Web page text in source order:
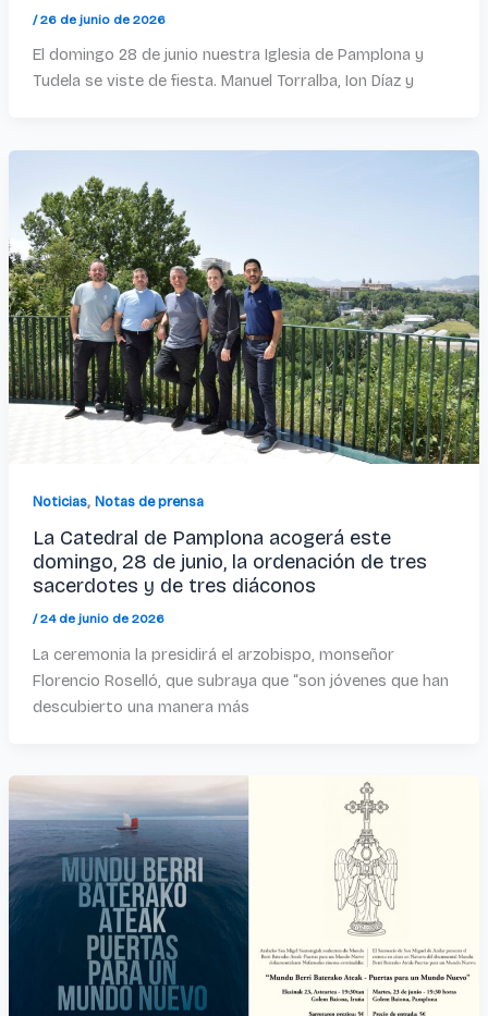
/26 de junio de 2026
El domingo 28 de junio nuestra Iglesia de Pamplona y
Tudela se viste de fiesta. Manuel Torralba, Ion Díaz y
Noticias, Notas de prensa
La Catedral de Pamplona acogerá este
domingo, 28 de junio, la ordenación de tres
sacerdotes y de tres diáconos
/24 de junio de 2026
La ceremonia la presidirá el arzobispo, monseñor
Florencio Roselló, que subraya que “son jóvenes que han
descubierto una manera más